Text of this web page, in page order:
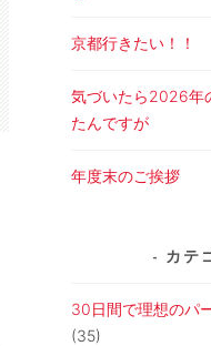
京都行きたい！！
気づいたら2026年
たんですが
年度末のご挨拶
カテ
30日間で理想のパ
(35)